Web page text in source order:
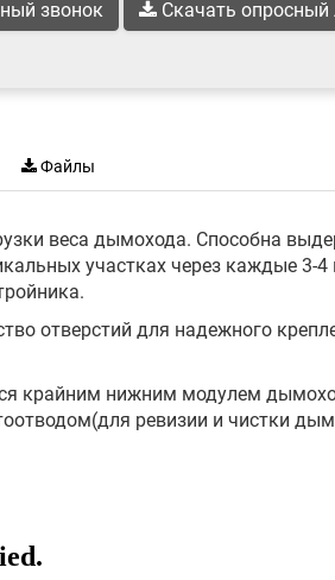
звонок Скачать опросный
Файлы
веса дымохода. Способна
участках через каждые 3-
отверстий для надежного
крайним нижним модулем
ревизии и чистки